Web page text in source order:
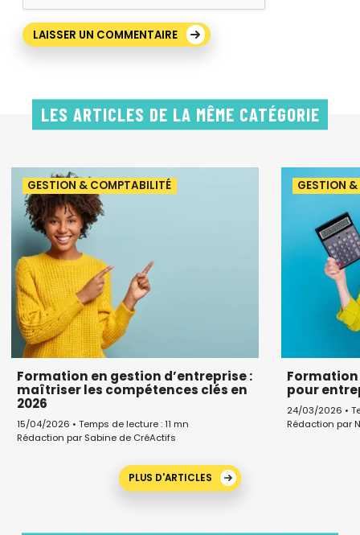
LES ARTICLES DE LA MÊME CATÉGORIE
GESTION & COMPTABILITÉ
Formation en gestion d’entreprise :
maîtriser les compétences clés en
2026
15/04/2026 • Temps de lecture : 11 mn
Rédaction par Sabine de CréActifs
GESTION
pour
24/03/2026 •
Rédaction par
PLUS D'ARTICLES